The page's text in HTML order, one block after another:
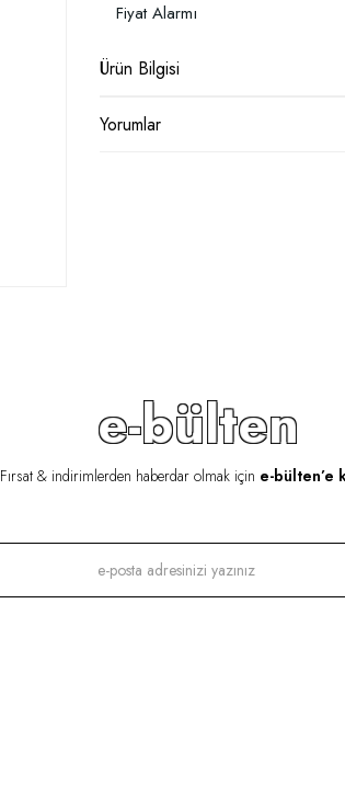
Fiyat Alarmı
Ürün Bilgisi
Yorumlar
e-bülten
Fırsat & indirimlerden haberdar olmak için e-bülten’e